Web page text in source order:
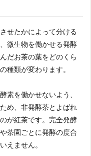
せたかによって分ける
微生物を働かせる発酵
だお茶の葉をどのくら
種類が変わります。
素を働かせないよう、
め、非発酵茶とよばれ
が紅茶です。完全発酵
茶園ごとに発酵の度合
えません。